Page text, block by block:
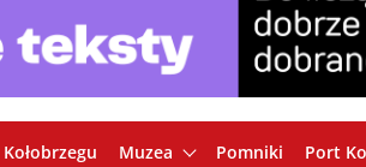
Muzea Pomniki Port